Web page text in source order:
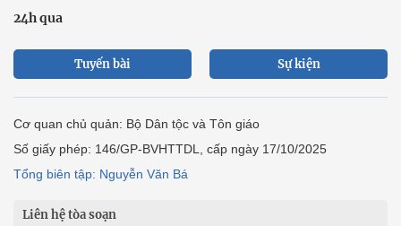
24h qua
Tuyến bài Sự kiện
Cơ quan chủ quản: Bộ Dân tộc và Tôn giáo
Số giấy phép: 146/GP-BVHTTDL, cấp ngày 17/10/2025
Tổng biên tập: Nguyễn Văn Bá
Liên hệ tòa soạn